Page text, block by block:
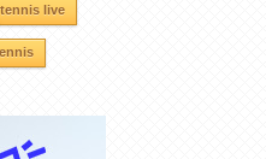
tennis live